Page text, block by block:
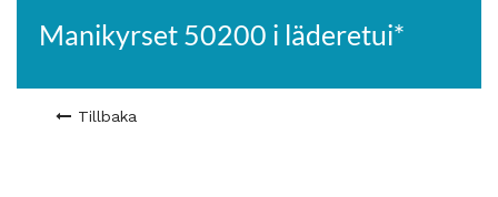
Manikyrset 50200 i läderetui*
Tillbaka